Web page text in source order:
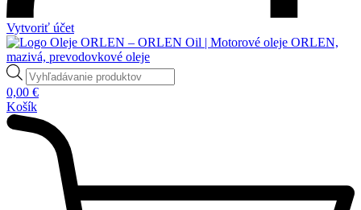
Vytvoriť účet
Products
search
0,00 €
Košík